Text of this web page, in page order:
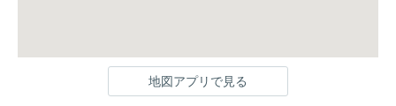
地図アプリで見る